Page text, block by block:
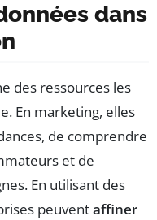
dans
des ressources les
En marketing, elles
de comprendre
et de
En utilisant des
peuventaffiner